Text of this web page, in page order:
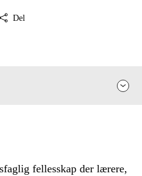
Del
fellesskap der lærere,